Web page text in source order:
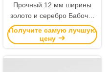
Прочный 12 мм ширины
золото и серебро Бабочка
сцепление штиф для
лапельных штифтов и
Получите самую лучшую
цену